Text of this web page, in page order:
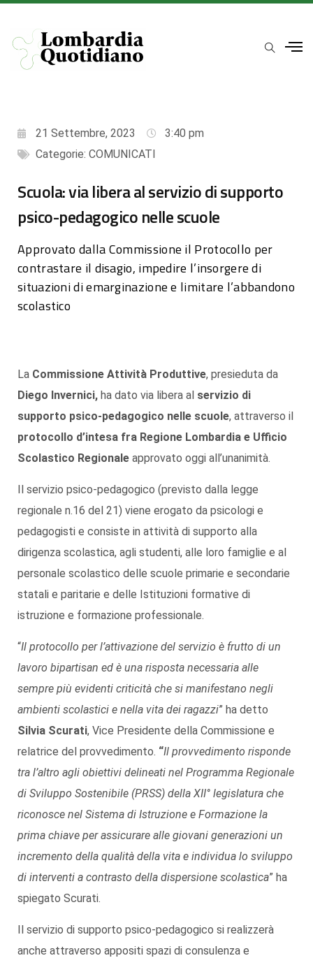
21 Settembre, 2023
3:40 pm
Categorie: COMUNICATI
Scuola: via libera al servizio di supporto
psico-pedagogico nelle scuole
Approvato dalla Commissione il Protocollo per
contrastare il disagio, impedire l’insorgere di
situazioni di emarginazione e limitare l’abbandono
scolastico
La Commissione Attività Produttive, presieduta da
Diego Invernici, ha dato via libera al servizio di
supporto psico-pedagogico nelle scuole, attraverso il
protocollo d’intesa fra Regione Lombardia e Ufficio
Scolastico Regionale approvato oggi all’unanimità.
Il servizio psico-pedagogico (previsto dalla legge
regionale n.16 del 21) viene erogato da psicologi e
pedagogisti e consiste in attività di supporto alla
dirigenza scolastica, agli studenti, alle loro famiglie e al
personale scolastico delle scuole primarie e secondarie
statali e paritarie e delle Istituzioni formative di
istruzione e formazione professionale.
“Il protocollo per l’attivazione del servizio è frutto di un
lavoro bipartisan ed è una risposta necessaria alle
sempre più evidenti criticità che si manifestano negli
ambienti scolastici e nella vita dei ragazzi” ha detto
Silvia Scurati, Vice Presidente della Commissione e
relatrice del provvedimento. “Il provvedimento risponde
tra l’altro agli obiettivi delineati nel Programma Regionale
di Sviluppo Sostenibile (PRSS) della XII° legislatura che
riconosce nel Sistema di Istruzione e Formazione la
prima chiave per assicurare alle giovani generazioni un
incremento della qualità della vita e individua lo sviluppo
di interventi a contrasto della dispersione scolastica” ha
spiegato Scurati.
Il servizio di supporto psico-pedagogico si realizzerà
anche attraverso appositi spazi di consulenza e